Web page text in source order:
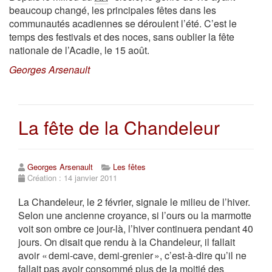
beaucoup changé, les principales fêtes dans les
communautés acadiennes se déroulent l’été. C’est le
temps des festivals et des noces, sans oublier la fête
nationale de l’Acadie, le 15 août.
Georges Arsenault
La fête de la Chandeleur
Georges Arsenault
Les fêtes
Création : 14 janvier 2011
La Chandeleur, le 2 février, signale le milieu de l’hiver.
Selon une ancienne croyance, si l’ours ou la marmotte
voit son ombre ce jour-là, l’hiver continuera pendant 40
jours. On disait que rendu à la Chandeleur, il fallait
avoir « demi-cave, demi-grenier », c’est-à-dire qu’il ne
fallait pas avoir consommé plus de la moitié des